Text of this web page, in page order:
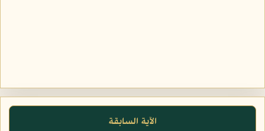
الآية السابقة